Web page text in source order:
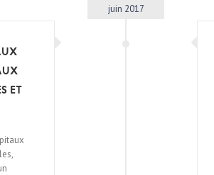
juin 2017
et